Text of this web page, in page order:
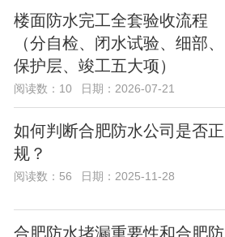
楼面防水完工全套验收流程
（分自检、闭水试验、细部、
保护层、竣工五大项）
阅读数：10 日期：2026-07-21
如何判断合肥防水公司是否正
规？
阅读数：56 日期：2025-11-28
合肥防水堵漏重要性和合肥防